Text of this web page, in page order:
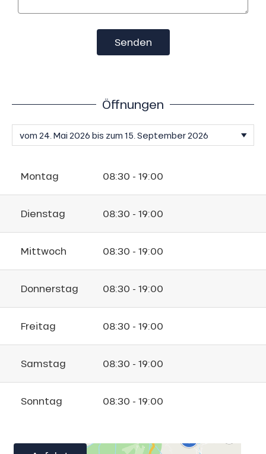
Senden
Öffnungen
Montag 08:30 - 19:00
Dienstag 08:30 - 19:00
Mittwoch 08:30 - 19:00
Donnerstag 08:30 - 19:00
Freitag 08:30 - 19:00
Samstag 08:30 - 19:00
Sonntag 08:30 - 19:00